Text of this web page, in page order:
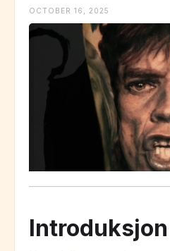
OCTOBER 16, 2025
Introduksjon